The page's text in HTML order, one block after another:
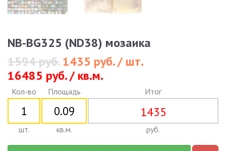
NB-BG325 (ND38) мозаика
1594 руб.1435 руб. / шт.
16485 руб. / кв.м.
Кол-во
шт.
Площадь
кв.м.
Итог
1435
руб.